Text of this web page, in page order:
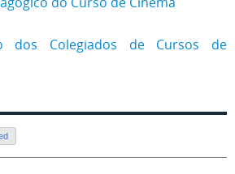
dos Colegiados de Cursos de